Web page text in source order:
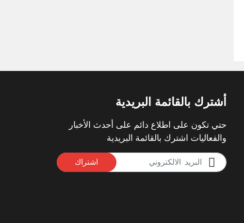
أشترك بالقائمة البريدية
حتي تكون على اطلاع دائم على أحدث الأخبار
والفعاليات اشترك بالقائمة البريدية
اشتراك